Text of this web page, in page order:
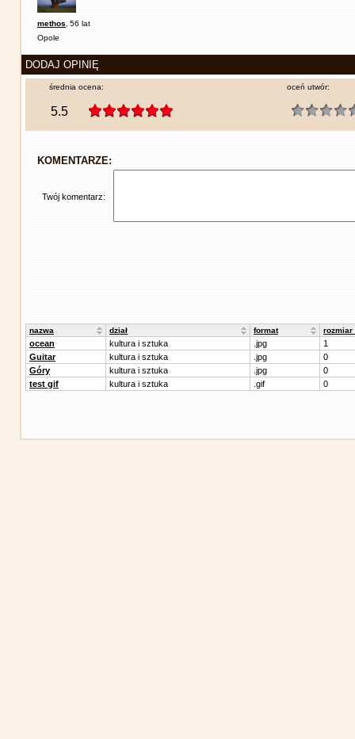
methos 56 lat
Opole
DODAJ OPINIĘ
średnia ocena:
5.5
oceń utwór:
KOMENTARZE:
Twój komentarz:
nazwa dział format rozmiar
ocean kultura i sztuka .jpg
1
Guitar
kultura i sztuka .jpg
0
Góry
kultura i sztuka .jpg
0
test gif
kultura i sztuka .gif 0